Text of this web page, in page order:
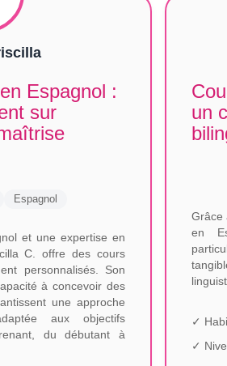
Espagnol :
sur
Espagnol
et une expertise en
C. offre des cours
personnalisés. Son
à concevoir des
une approche
aux objectifs
du débutant à
un
Grâce
en
✓
✓